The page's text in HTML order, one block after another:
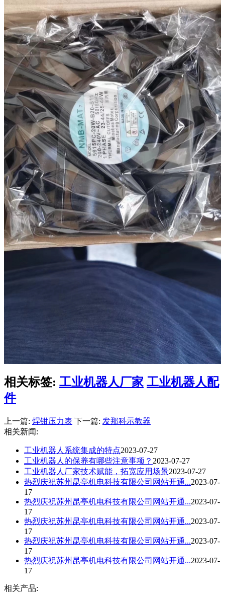
相关标签: 工业机器人厂家 工业机器人配
件
上一篇: 焊钳压力表 下一篇: 发那科示教器
相关新闻:
工业机器人系统集成的特点2023-07-27
工业机器人的保养有哪些注意事项？ 2023-07-27
工业机器人厂家技术赋能，拓宽应用场景2023-07-27
热烈庆祝苏州昆亭机电科技有限公司网站开通...2023-07-
17
热烈庆祝苏州昆亭机电科技有限公司网站开通...2023-07-
17
热烈庆祝苏州昆亭机电科技有限公司网站开通...2023-07-
17
热烈庆祝苏州昆亭机电科技有限公司网站开通...2023-07-
17
热烈庆祝苏州昆亭机电科技有限公司网站开通...2023-07-
17
相关产品: